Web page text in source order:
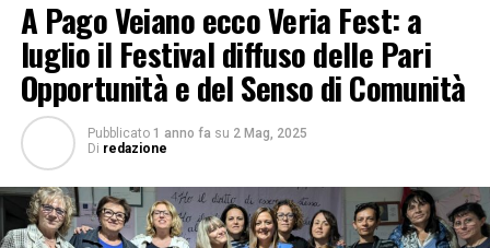
A Pago Veiano ecco Veria Fest: a
luglio il Festival diffuso delle Pari
Opportunità e del Senso di Comunità
Pubblicato 1 anno fa su 2 Mag, 2025
Di redazione